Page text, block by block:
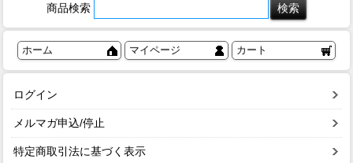
商品検索
ホーム マイページ カート
ログイン
メルマガ申込/停止
特定商取引法に基づく表示